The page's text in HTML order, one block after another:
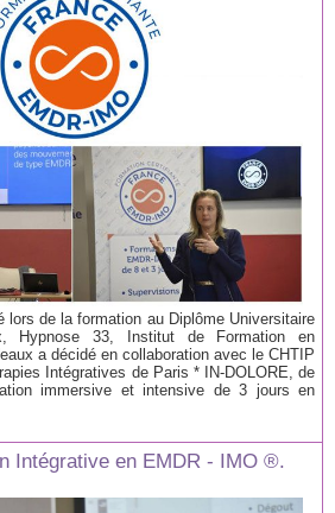
lors de la formation au Diplôme Universitaire
Hypnose 33, Institut de Formation en
a décidé en collaboration avec le CHTIP
Intégratives de Paris * IN-DOLORE, de
immersive et intensive de 3 jours en
Intégrative en EMDR - IMO ®.